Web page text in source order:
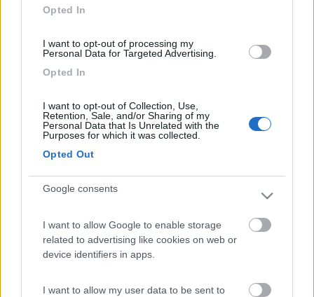
Opted In
I want to opt-out of processing my
Personal Data for Targeted Advertising.
Opted In
I want to opt-out of Collection, Use,
Retention, Sale, and/or Sharing of my
Personal Data that Is Unrelated with the
Purposes for which it was collected.
Opted Out
Google consents
I want to allow Google to enable storage
related to advertising like cookies on web or
device identifiers in apps.
I want to allow my user data to be sent to
soldi in autostrade, sono molto care. E le statali sono molto
del Moncenisio, come sempre. Se c'è qualche problema, magari
ci sentiamo in Normandia. Sono su "Conta su di me" di Silvio.
nanou
Inserito il25/06/2006 alle:12:31:39
la guida "le guide officiel des aires de services camping-cars
2006" sarà disponibile il 1 agosto.7 euros Non so se l'invianno a
l'estero. Editions Larivière VPC 6 rue OlofPalme 92587 Clichy si
C'è un altra guida interessante a 13,50 euros: le guide
BRETAGNE en Camping-car , già uscito. Cordiali saluti Annette